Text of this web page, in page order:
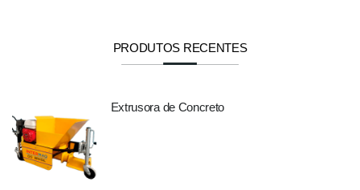
PRODUTOS RECENTES
Extrusora de Concreto